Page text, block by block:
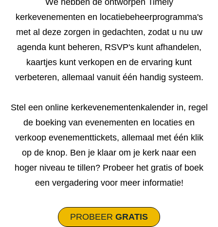
kerkevenementen en locatiebeheerprogramma's
met al deze zorgen in gedachten, zodat u nu uw
agenda kunt beheren, RSVP's kunt afhandelen,
kaartjes kunt verkopen en de ervaring kunt
verbeteren, allemaal vanuit één handig systeem.
Stel een online kerkevenementenkalender in, regel
de boeking van evenementen en locaties en
verkoop evenementtickets, allemaal met één klik
op de knop. Ben je klaar om je kerk naar een
hoger niveau te tillen? Probeer het gratis of boek
een vergadering voor meer informatie!
PROBEER GRATIS